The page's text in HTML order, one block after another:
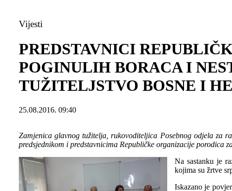
Vijesti
PREDSTAVNICI
POGINULIH BORACA I
TUŽITELJSTVO BOSNE I
25.08.2016. 09:40
Zamjenica glavnog tužitelja, rukovoditeljica Posebnog odjela za
predsjednikom i predstavnicima Republičke organizacije porodica
Na sastanku je
kojima su žrtve
Iskazano je